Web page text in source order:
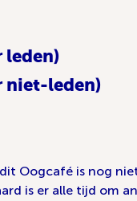
leden)
niet-leden)
Oogcafé is nog
is er alle tijd om